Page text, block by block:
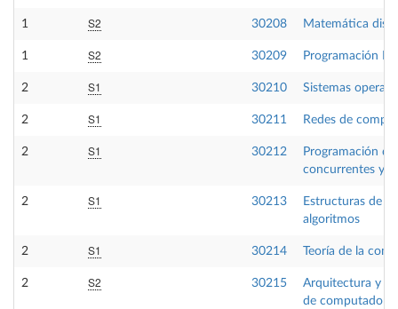
1 S2 30208 Matemática
1 S2 30209 Programación II
2 S1 30210 Sistemas
2 S1 30211 Redes de
2 S1 30212
Programación de
concurrentes y
2 S1 30213
Estructuras de
algoritmos
2 S1 30214 Teoría de la
2 S2 30215
Arquitectura y
de